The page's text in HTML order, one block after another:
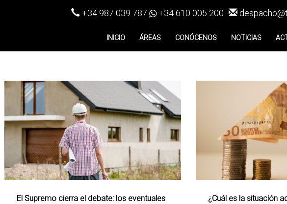
+34 987 039 787 +34 610 005 200
INICIO ÁREAS CONÓCENOS NOTICIAS
El Supremo cierra el debate: los eventuales
¿Cuál es la situación